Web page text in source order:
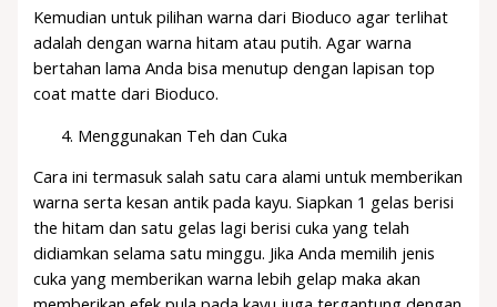
Kemudian untuk pilihan warna dari Bioduco agar terlihat
adalah dengan warna hitam atau putih. Agar warna
bertahan lama Anda bisa menutup dengan lapisan top
coat matte dari Bioduco.
Menggunakan Teh dan Cuka
Cara ini termasuk salah satu cara alami untuk memberikan
warna serta kesan antik pada kayu. Siapkan 1 gelas berisi
the hitam dan satu gelas lagi berisi cuka yang telah
didiamkan selama satu minggu. Jika Anda memilih jenis
cuka yang memberikan warna lebih gelap maka akan